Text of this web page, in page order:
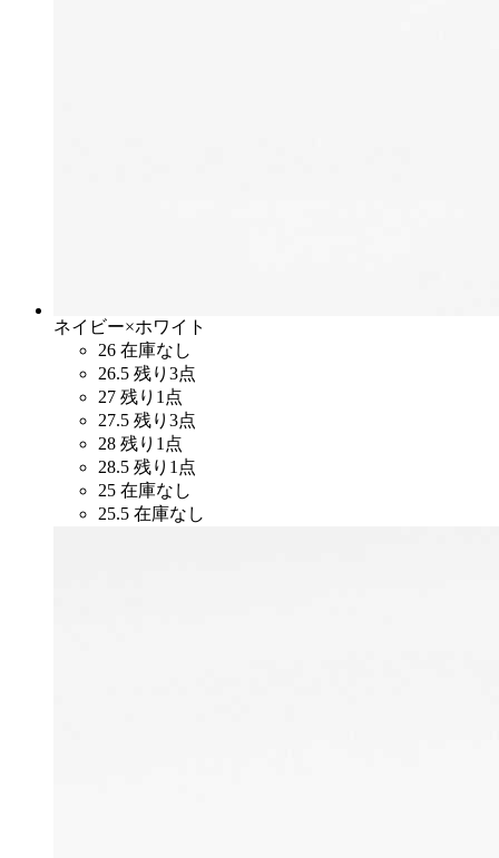
ネイビー×ホワイト
26 在庫なし
26.5 残り3点
27 残り1点
27.5 残り3点
28 残り1点
28.5 残り1点
25 在庫なし
25.5 在庫なし